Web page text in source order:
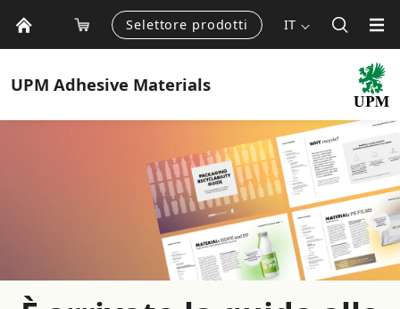
Selettore prodotti IT
UPM Adhesive Materials